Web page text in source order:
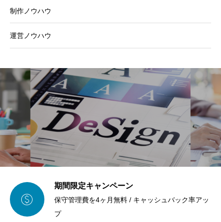
制作ノウハウ
運営ノウハウ

期間限定キャンペーン
保守管理費を4ヶ月無料 / キャッシュバック率アッ
プ